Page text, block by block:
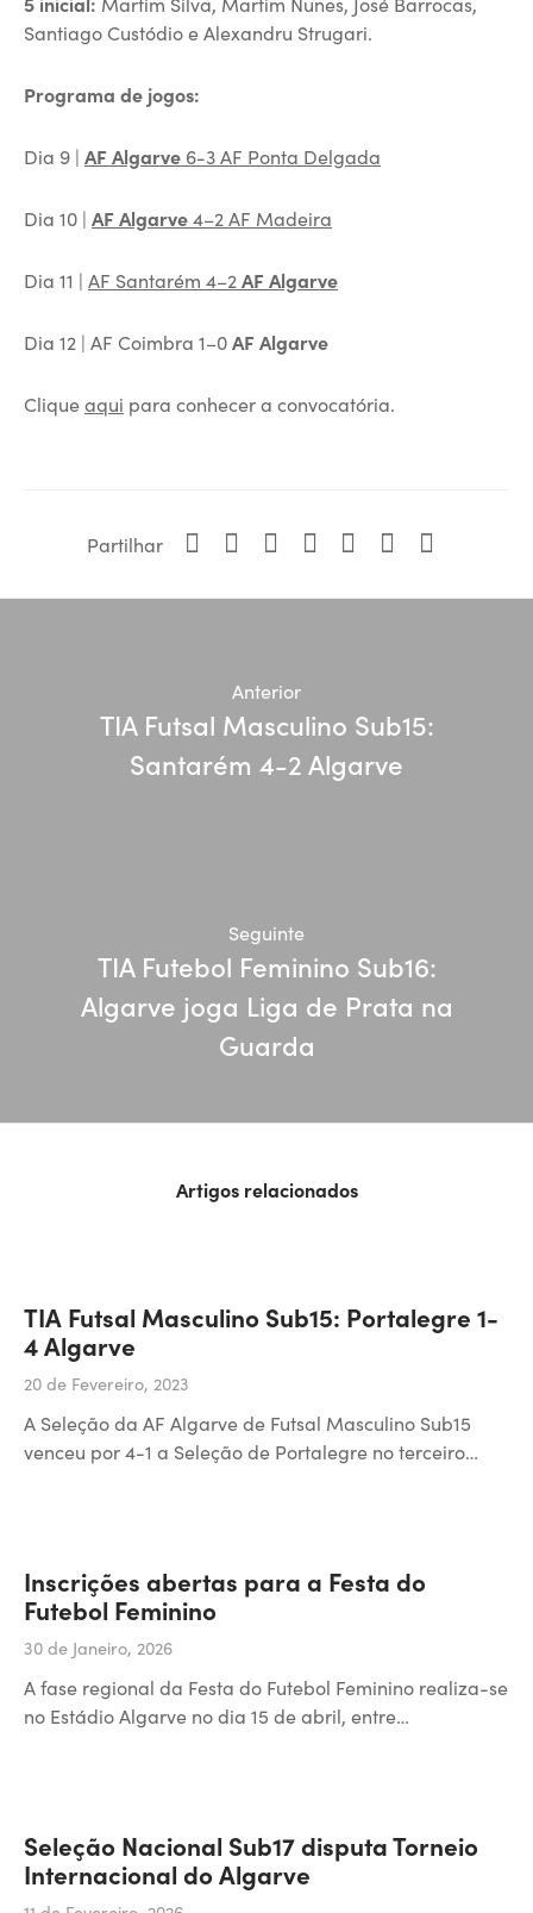
Santiago Custódio e Alexandru Strugari.
Programa de jogos:
Dia 9 | AF Algarve 6-3 AF Ponta Delgada
Dia 10 | AF Algarve4–2 AF Madeira
Dia 11 | AF Santarém 4–2AF Algarve
Dia 12 | AF Coimbra 1–0AF Algarve
Cliqueaqui para conhecer a convocatória.
Partilhar
Anterior
TIA Futsal Masculino Sub15:
Santarém 4-2 Algarve
Seguinte
TIA Futebol Feminino Sub16:
Algarve joga Liga de Prata na
Guarda
Artigos relacionados
TIA Futsal Masculino Sub15: Portalegre 1-
4 Algarve
20 de Fevereiro, 2023
A Seleção da AF Algarve de Futsal Masculino Sub15
venceu por 4-1 a Seleção de Portalegre no terceiro…
Inscrições abertas para a Festa do
Futebol Feminino
30 de Janeiro, 2026
A fase regional da Festa do Futebol Feminino realiza-se
no Estádio Algarve no dia 15 de abril, entre…
Seleção Nacional Sub17 disputa Torneio
Internacional do Algarve